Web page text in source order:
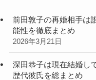
前田敦子の再婚相手は
能性を徹底まとめ
2026年3月21日
深田恭子は現在結婚し
歴代彼氏を総まとめ